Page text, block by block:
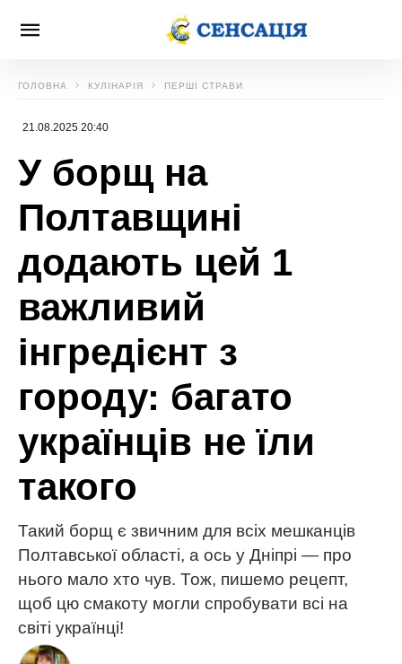
ГОЛОВНА КУЛІНАРІЯ ПЕРШІ СТРАВИ
21.08.2025 20:40
У борщ на
Полтавщині
додають цей 1
важливий
інгредієнт з
городу: багато
українців не їли
такого
Такий борщ є звичним для всіх мешканців
Полтавської області, а ось у Дніпрі — про
нього мало хто чув. Тож, пишемо рецепт,
щоб цю смакоту могли спробувати всі на
світі українці!